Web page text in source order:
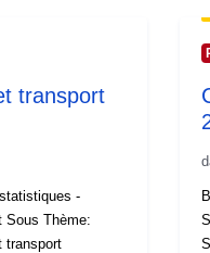
transport
-
Sous Thème:
transport